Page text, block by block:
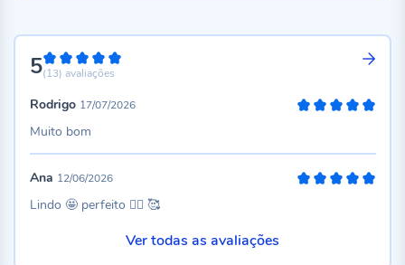
5100%
(13) avaliações
Rodrigo 17/07/2026
Muito bom
Ana 12/06/2026
Lindo 🤩 perfeito 👍🏻 🥰
Ver todas as avaliações